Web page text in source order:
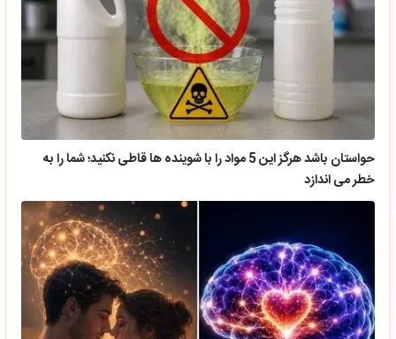
حواستان باشد هرگز این 5 مواد را با شوینده ها قاطی نکنید؛ شما را به
خطر می اندازد